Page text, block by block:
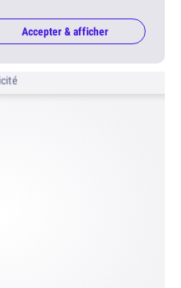
Accepter & afficher